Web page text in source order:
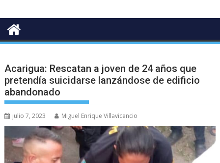
Acarigua: Rescatan a joven de 24 años que
pretendía suicidarse lanzándose de edificio
abandonado
julio 7, 2023 Miguel Enrique Villavicencio